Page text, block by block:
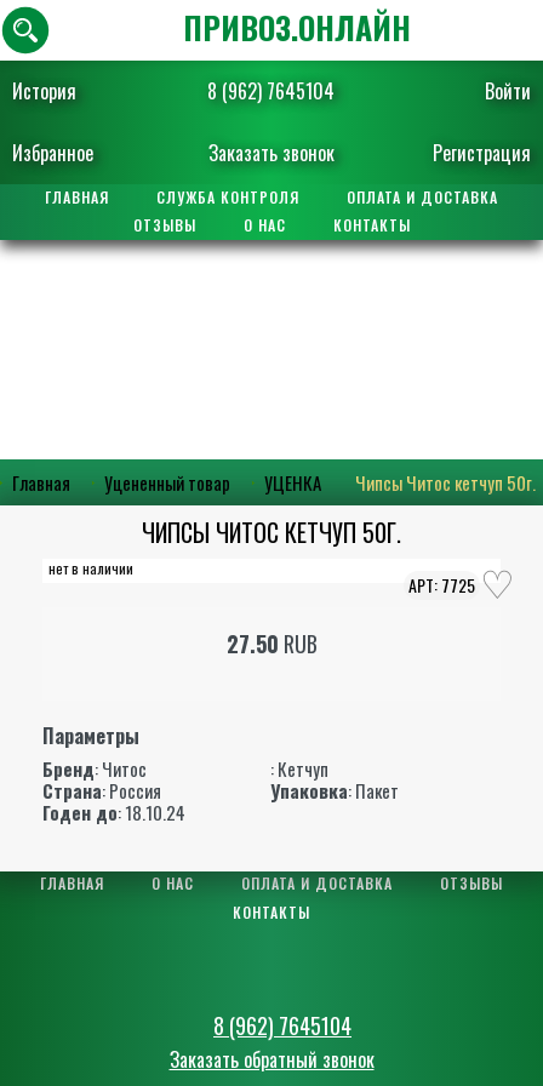
История 8 (962) 7645104 Войти
Избранное Заказать звонок Регистрация
ПРИВОЗ.ОНЛАЙН
ГЛАВНАЯ СЛУЖБА КОНТРОЛЯ
ОПЛАТА И ДОСТАВКА
ОТЗЫВЫ
О НАС КОНТАКТЫ
Главная Уцененный товар УЦЕНКА Чипсы Читос кетчуп 50г.
ЧИПСЫ ЧИТОС КЕТЧУП 50Г.
нет в наличии
7725
27.50 RUB
Параметры
Бренд:Читос
: Кетчуп
Страна: Россия Упаковка: Пакет
Годен до: 18.10.24
ГЛАВНАЯ О НАС ОПЛАТА И ДОСТАВКА
ОТЗЫВЫ
КОНТАКТЫ
8 (962) 7645104
Заказать обратный звонок